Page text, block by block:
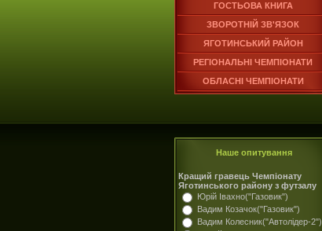
ГОСТЬОВА КНИГА
ЗВОРОТНІЙ ЗВ'ЯЗОК
ЯГОТИНСЬКИЙ РАЙОН
РЕГІОНАЛЬНІ ЧЕМПІОНАТИ
ОБЛАСНІ ЧЕМПІОНАТИ
Наше опитування
Кращий гравець Чемпіонату
Яготинського району з футзалу
Юрій Івахно("Газовик")
Вадим Козачок("Газовик")
Вадим Колесник("Автолідер-2")